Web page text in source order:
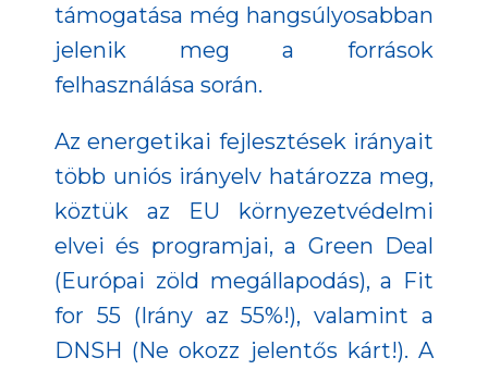
támogatása még hangsúlyosabban
jelenik meg a források
felhasználása során.
Az energetikai fejlesztések irányait
több uniós irányelv határozza meg,
köztük az EU környezetvédelmi
elvei és programjai, a Green Deal
(Európai zöld megállapodás), a Fit
for 55 (Irány az 55%!), valamint a
DNSH (Ne okozz jelentős kárt!). A